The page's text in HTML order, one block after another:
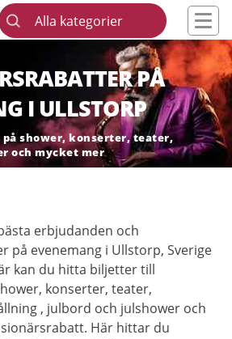
Alla kategorier
PÅ
I ULLSTORP
shower, konserter, teater,
och mycket mer
erbjudanden och
på evenemang i Ullstorp, Sverige
kan du hitta biljetter till
konserter, teater,
, julbord och julshower och
Här hittar du